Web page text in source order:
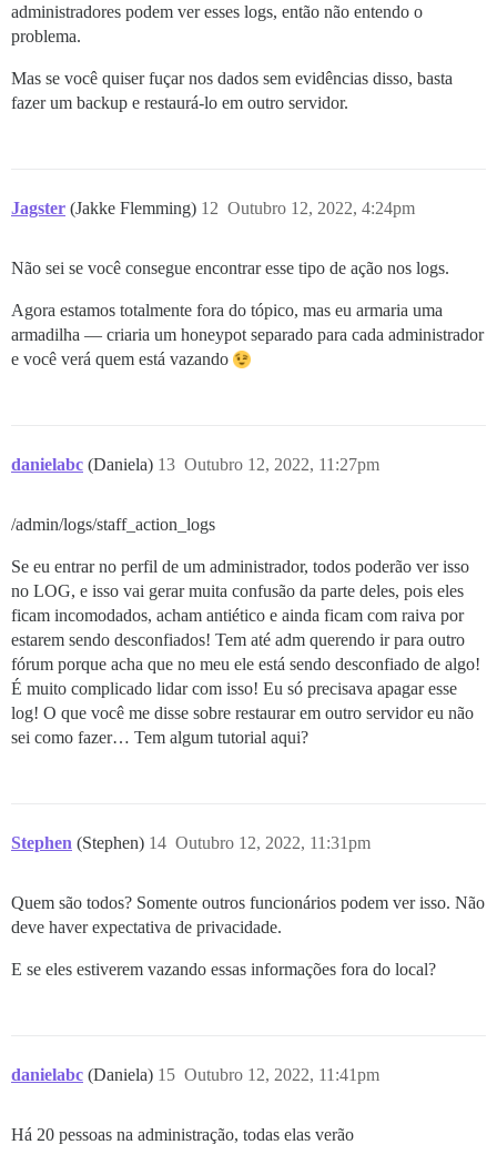
administradores podem ver esses logs, então não entendo o
problema.
Mas se você quiser fuçar nos dados sem evidências disso, basta
fazer um backup e restaurá-lo em outro servidor.
Jagster (Jakke Flemming) Outubro 12, 2022, 4:24pm
12
Não sei se você consegue encontrar esse tipo de ação nos logs.
Agora estamos totalmente fora do tópico, mas eu armaria uma
armadilha — criaria um honeypot separado para cada administrador
e você verá quem está vazando
danielabc (Daniela) Outubro 12, 2022, 11:27pm
13
/admin/logs/staff_action_logs
Se eu entrar no perfil de um administrador, todos poderão ver isso
no LOG, e isso vai gerar muita confusão da parte deles, pois eles
ficam incomodados, acham antiético e ainda ficam com raiva por
estarem sendo desconfiados! Tem até adm querendo ir para outro
fórum porque acha que no meu ele está sendo desconfiado de algo!
É muito complicado lidar com isso! Eu só precisava apagar esse
log! O que você me disse sobre restaurar em outro servidor eu não
sei como fazer… Tem algum tutorial aqui?
Stephen (Stephen) Outubro 12, 2022, 11:31pm
14
Quem são todos? Somente outros funcionários podem ver isso. Não
deve haver expectativa de privacidade.
E se eles estiverem vazando essas informações fora do local?
danielabc (Daniela) Outubro 12, 2022, 11:41pm
15
Há 20 pessoas na administração, todas elas verão